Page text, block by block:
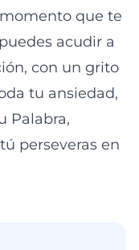
que te
acudir a
con un grito
tu ansiedad,
Palabra,
perseveras en